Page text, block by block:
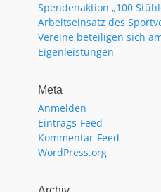
Spendenaktion „100
Arbeitseinsatz des
Vereine beteiligen sich
Eigenleistungen
Meta
Anmelden
Eintrags-Feed
Kommentar-Feed
WordPress.org